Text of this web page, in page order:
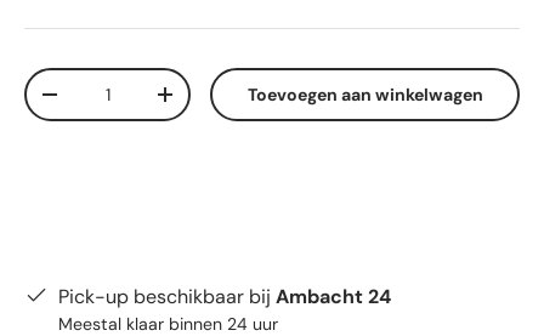
Aantal
Verlaag de hoeveelheidVerhoog de hoeveelheid
Toevoegen aan winkelwagen
Pick-up beschikbaar bij Ambacht 24
Meestal klaar binnen 24 uur